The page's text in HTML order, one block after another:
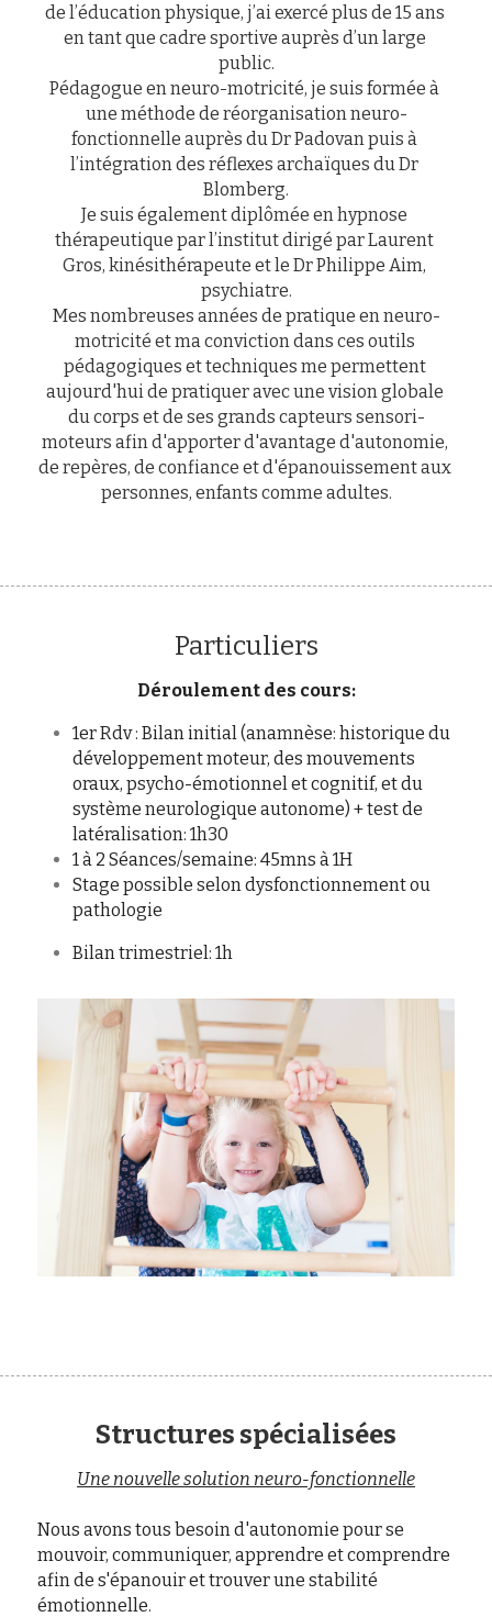
de l’éducation physique, j’ai exercé plus de 15 ans
en tant que cadre sportive auprès d’un large
public.
Pédagogue en neuro-motricité, je suis formée à
une méthode de réorganisation neuro-
fonctionnelle auprès du Dr Padovan puis à
l’intégration des réflexes archaïques du Dr
Blomberg.
Je suis également diplômée en hypnose
thérapeutique par l’institut dirigé par Laurent
Gros, kinésithérapeute et le Dr Philippe Aim,
psychiatre.
Mes nombreuses années de pratique en neuro-
motricité et ma conviction dans ces outils
pédagogiques et techniques me permettent
aujourd'hui de pratiquer avec une vision globale
du corps et de ses grands capteurs sensori-
moteurs afin d'apporter d'avantage d'autonomie,
de repères, de confiance et d'épanouissement aux
personnes, enfants comme adultes.
Particuliers
Déroulement des cours:
1er Rdv : Bilan initial (anamnèse: historique du
développement moteur, des mouvements
oraux, psycho-émotionnel et cognitif, et du
système neurologique autonome) + test de
latéralisation: 1h30
1 à 2 Séances/semaine: 45mns à 1H
Stage possible selon dysfonctionnement ou
pathologie
Bilan trimestriel: 1h
Structures spécialisées
Une nouvelle solution neuro-fonctionnelle
Nous avons tous besoin d'autonomie pour se
mouvoir, communiquer, apprendre et comprendre
afin de s'épanouir et trouver une stabilité
émotionnelle.